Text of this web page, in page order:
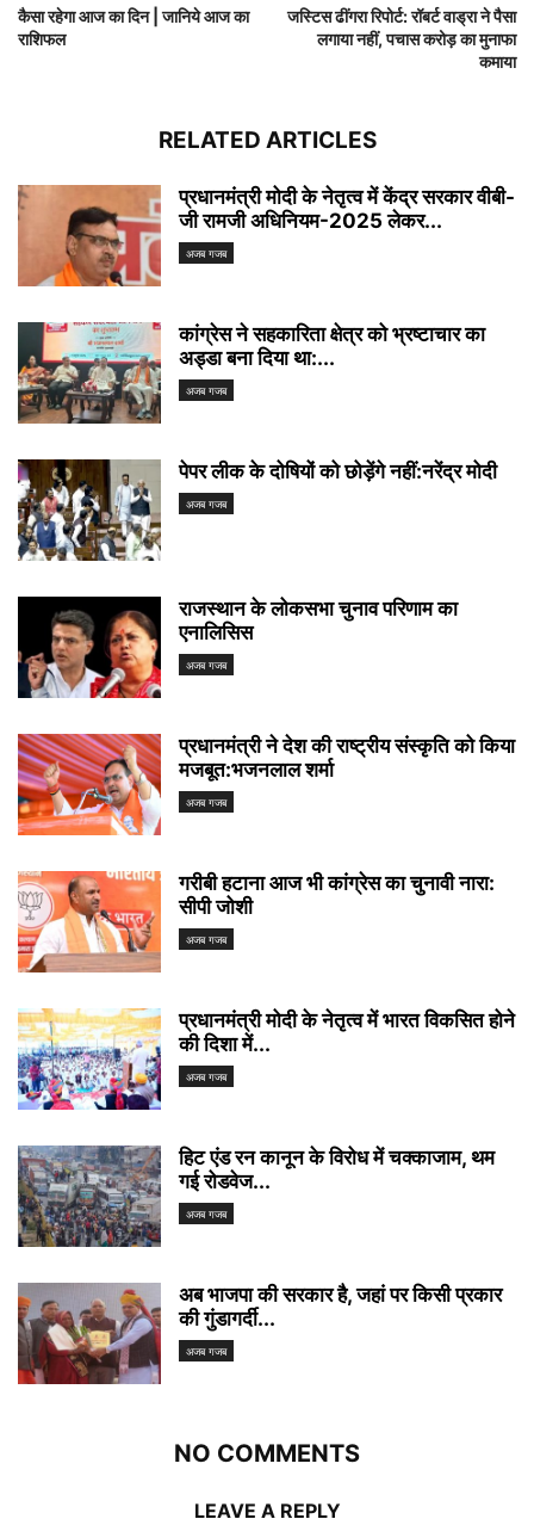
कैसा रहेगा आज का दिन | जानिये आज का
राशिफल
जस्टिस ढींगरा रिपोर्ट: रॉबर्ट वाड्रा ने पैसा
लगाया नहीं, पचास करोड़ का मुनाफा
कमाया
RELATED ARTICLES
प्रधानमंत्री मोदी के नेतृत्व में केंद्र सरकार वीबी-
जी रामजी अधिनियम-2025 लेकर...
अजब गजब
कांग्रेस ने सहकारिता क्षेत्र को भ्रष्टाचार का
अड्डा बना दिया था:...
अजब गजब
पेपर लीक के दोषियों को छोड़ेंगे नहीं:नरेंद्र मोदी
अजब गजब
राजस्थान के लोकसभा चुनाव परिणाम का
एनालिसिस
अजब गजब
प्रधानमंत्री ने देश की राष्ट्रीय संस्कृति को किया
मजबूत:भजनलाल शर्मा
अजब गजब
गरीबी हटाना आज भी कांग्रेस का चुनावी नारा:
सीपी जोशी
अजब गजब
प्रधानमंत्री मोदी के नेतृत्व में भारत विकसित होने
की दिशा में...
अजब गजब
हिट एंड रन कानून के विरोध में चक्काजाम, थम
गई रोडवेज...
अजब गजब
अब भाजपा की सरकार है, जहां पर किसी प्रकार
की गुंडागर्दी...
अजब गजब
NO COMMENTS
LEAVE A REPLY